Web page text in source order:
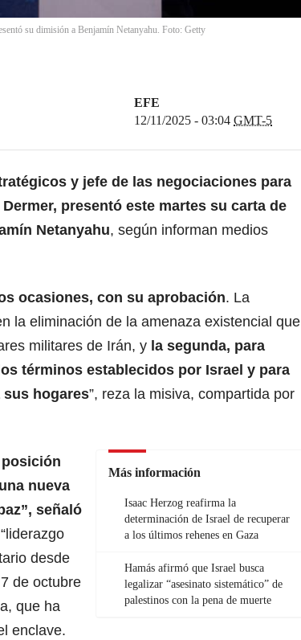
su dimisión a Benjamín Netanyahu. Foto: Getty
EFE
12/11/2025 - 03:04 GMT-5
y jefe de las negociaciones para
presentó este martes su carta de
Netanyahu, según informan medios
ocasiones, con su aprobación. La
la eliminación de la amenaza existencial que
militares de Irán, y la segunda, para
términos establecidos por Israel y para
sus hogares”, reza la misiva, compartida por
Más información
Isaac Herzog reafirma la
determinación de Israel de recuperar
a los últimos rehenes en Gaza
Hamás afirmó que Israel busca
legalizar “asesinato sistemático” de
palestinos con la pena de muerte
nueva
señaló
desde
de octubre
que ha
enclave.